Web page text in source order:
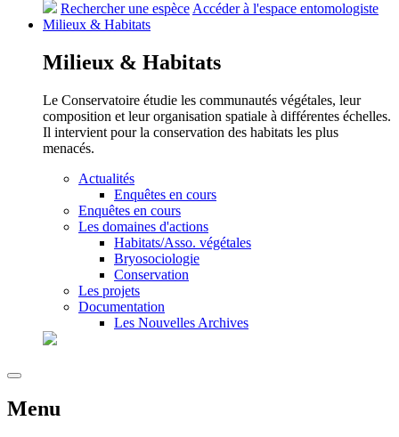
Rechercher une espèce Accéder à l'espace entomologiste
Milieux & Habitats
Milieux & Habitats
Le Conservatoire étudie les communautés végétales, leur
composition et leur organisation spatiale à différentes échelles.
Il intervient pour la conservation des habitats les plus
menacés.
Actualités
Enquêtes en cours
Enquêtes en cours
Les domaines d'actions
Habitats/Asso. végétales
Bryosociologie
Conservation
Les projets
Documentation
Les Nouvelles Archives
Menu